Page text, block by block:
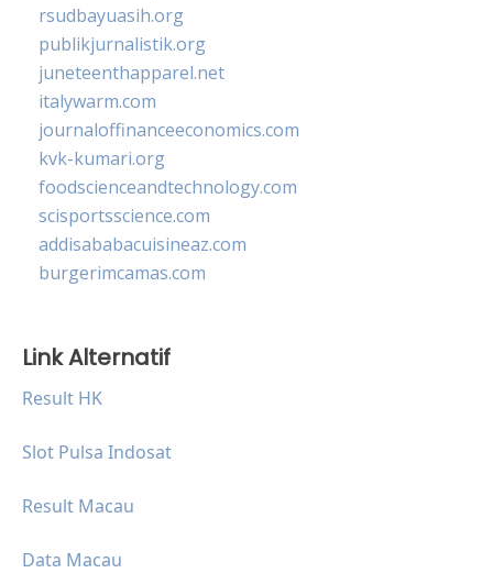
rsudbayuasih.org
publikjurnalistik.org
juneteenthapparel.net
italywarm.com
journaloffinanceeconomics.com
kvk-kumari.org
foodscienceandtechnology.com
scisportsscience.com
addisababacuisineaz.com
burgerimcamas.com
Link Alternatif
Result HK
Slot Pulsa Indosat
Result Macau
Data Macau